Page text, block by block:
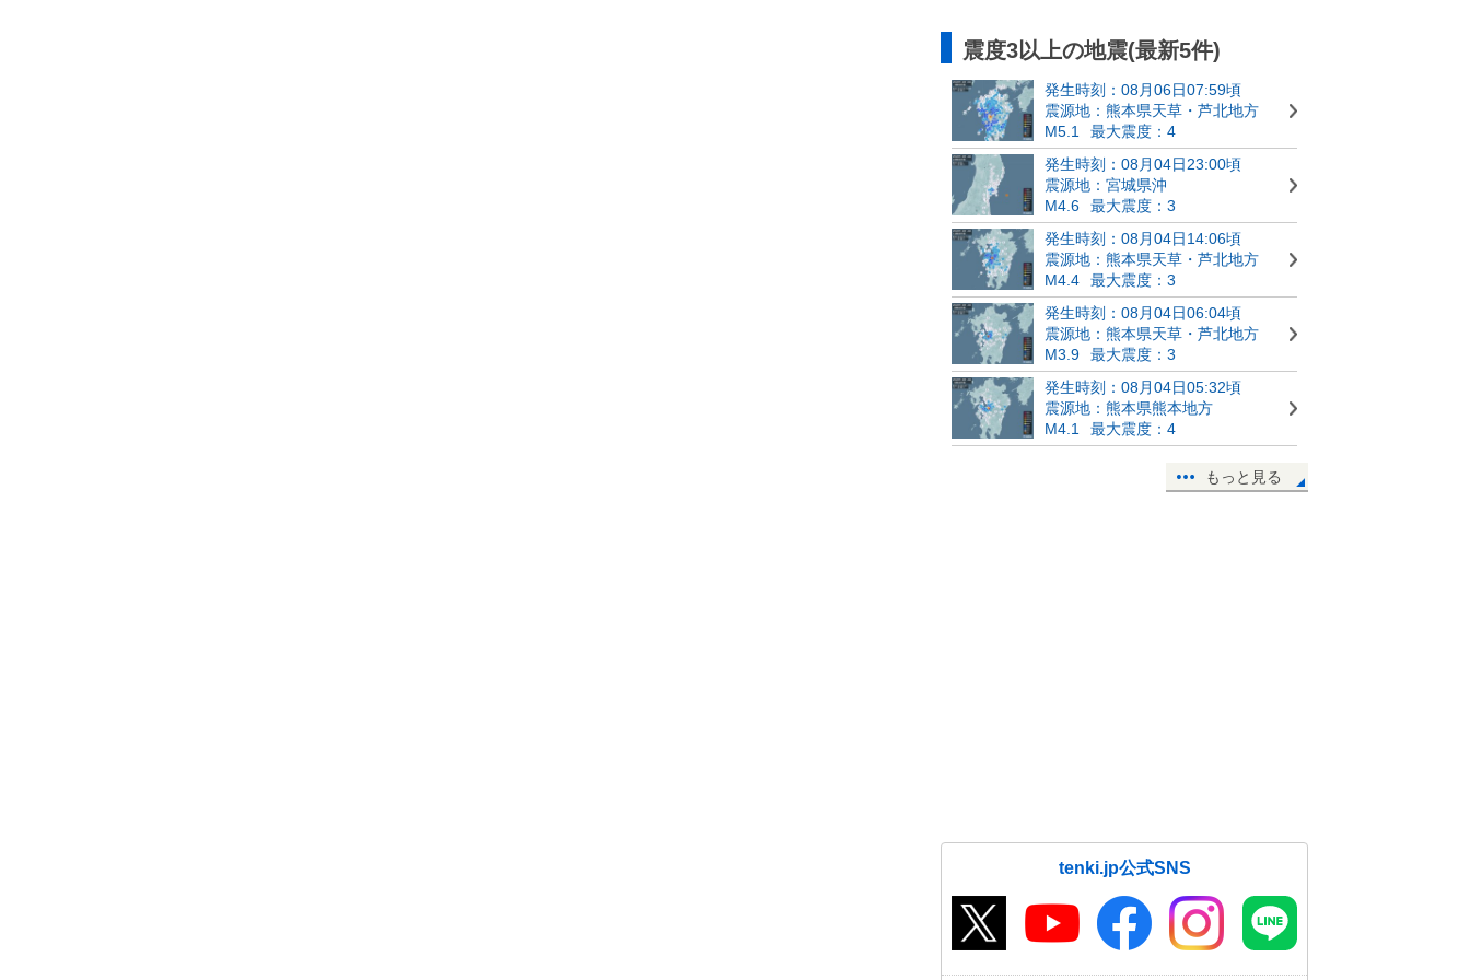
震度3以上の地震(最新5件)
発生時刻：08月06日07:59頃
震源地：熊本県天草・芦北地方
M5.1
最大震度：4
発生時刻：08月04日23:00頃
震源地：宮城県沖
M4.6
最大震度：3
発生時刻：08月04日14:06頃
震源地：熊本県天草・芦北地方
M4.4
最大震度：3
発生時刻：08月04日06:04頃
震源地：熊本県天草・芦北地方
M3.9
最大震度：3
発生時刻：08月04日05:32頃
震源地：熊本県熊本地方
M4.1
最大震度：4
もっと見る
tenki.jp公式SNS